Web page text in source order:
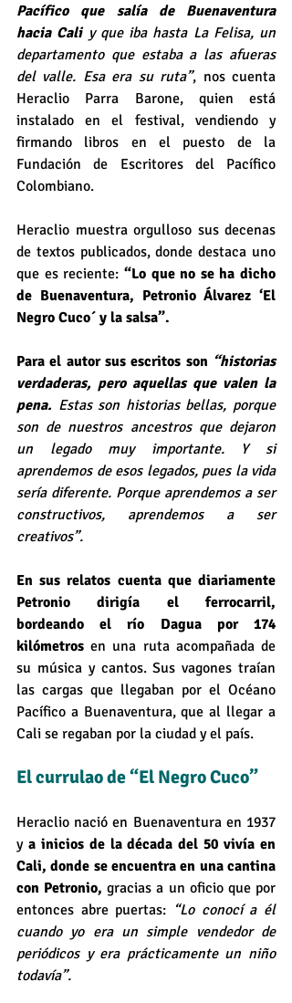
Pacífico que salía de Buenaventura
hacia Cali y que iba hasta La Felisa, un
departamento que estaba a las afueras
del valle. Esa era su ruta”, nos cuenta
Heraclio Parra Barone, quien está
instalado en el festival, vendiendo y
firmando libros en el puesto de la
Fundación de Escritores del Pacífico
Colombiano.
Heraclio muestra orgulloso sus decenas
de textos publicados, donde destaca uno
que es reciente: “Lo que no se ha dicho
de Buenaventura, Petronio Álvarez ‘El
Negro Cuco´ y la salsa”.
Para el autor sus escritos son “historias
verdaderas, pero aquellas que valen la
pena. Estas son historias bellas, porque
son de nuestros ancestros que dejaron
un legado muy importante. Y si
aprendemos de esos legados, pues la vida
sería diferente. Porque aprendemos a ser
constructivos, aprendemos a ser
creativos”.
En sus relatos cuenta que diariamente
Petronio dirigía el ferrocarril,
bordeando el río Dagua por 174
kilómetros en una ruta acompañada de
su música y cantos. Sus vagones traían
las cargas que llegaban por el Océano
Pacífico a Buenaventura, que al llegar a
Cali se regaban por la ciudad y el país.
El currulao de “El Negro Cuco”
Heraclio nació en Buenaventura en 1937
y a inicios de la década del 50 vivía en
Cali, donde se encuentra en una cantina
con Petronio, gracias a un oficio que por
entonces abre puertas: “Lo conocí a él
cuando yo era un simple vendedor de
periódicos y era prácticamente un niño
todavía”.